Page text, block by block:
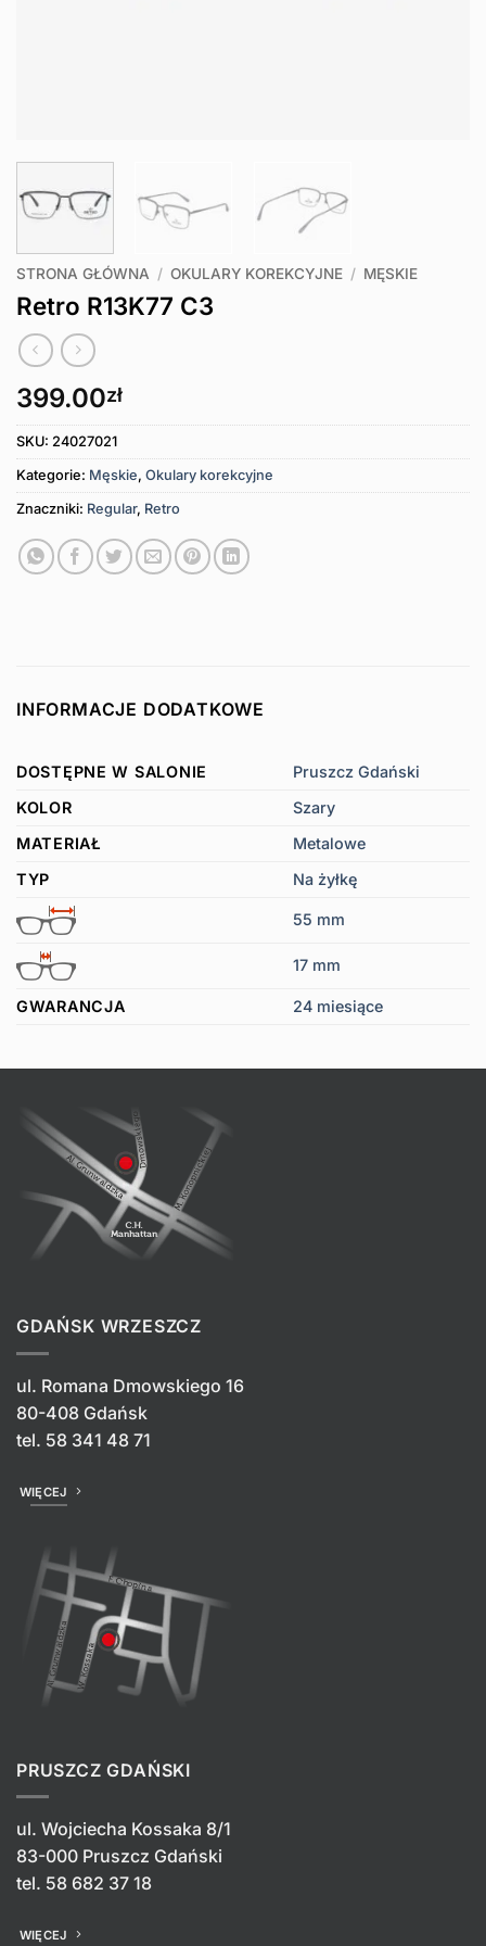
STRONA GŁÓWNA / OKULARY KOREKCYJNE / MĘSKIE
Retro R13K77 C3
399.00zł
SKU: 24027021
Kategorie: Męskie, Okulary korekcyjne
Znaczniki: Regular, Retro
INFORMACJE DODATKOWE
DOSTĘPNE W SALONIE
Pruszcz Gdański
KOLOR
Szary
MATERIAŁ
Metalowe
TYP
Na żyłkę
55 mm
17 mm
GWARANCJA 24 miesiące
GDAŃSK WRZESZCZ
ul. Romana Dmowskiego 16
80-408 Gdańsk
tel. 58 341 48 71
WIĘCEJ
PRUSZCZ GDAŃSKI
ul. Wojciecha Kossaka 8/1
83-000 Pruszcz Gdański
tel. 58 682 37 18
WIĘCEJ